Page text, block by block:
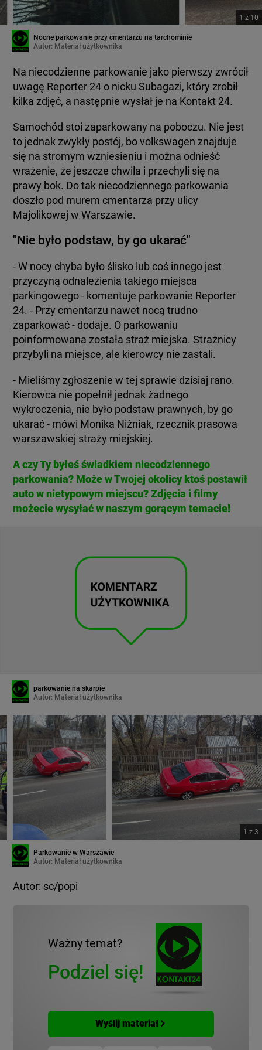
1 z 10
Nocne parkowanie przy cmentarzu na tarchominie
Autor: Materiał użytkownika
Na niecodzienne parkowanie jako pierwszy zwrócił
uwagę Reporter 24 o nicku Subagazi, który zrobił
kilka zdjęć, a następnie wysłał je na Kontakt 24.
Samochód stoi zaparkowany na poboczu. Nie jest
to jednak zwykły postój, bo volkswagen znajduje
się na stromym wzniesieniu i można odnieść
wrażenie, że jeszcze chwila i przechyli się na
prawy bok. Do tak niecodziennego parkowania
doszło pod murem cmentarza przy ulicy
Majolikowej w Warszawie.
"Nie było podstaw, by go ukarać"
- W nocy chyba było ślisko lub coś innego jest
przyczyną odnalezienia takiego miejsca
parkingowego - komentuje parkowanie Reporter
24. - Przy cmentarzu nawet nocą trudno
zaparkować - dodaje. O parkowaniu
poinformowana została straż miejska. Strażnicy
przybyli na miejsce, ale kierowcy nie zastali.
- Mieliśmy zgłoszenie w tej sprawie dzisiaj rano.
Kierowca nie popełnił jednak żadnego
wykroczenia, nie było podstaw prawnych, by go
ukarać - mówi Monika Niżniak, rzecznik prasowa
warszawskiej straży miejskiej.
A czy Ty byłeś świadkiem niecodziennego
parkowania? Może w Twojej okolicy ktoś postawił
auto w nietypowym miejscu? Zdjęcia i filmy
możecie wysyłać w naszym gorącym temacie!
parkowanie na skarpie
Autor: Materiał użytkownika
1 z 3
Parkowanie w Warszawie
Autor: Materiał użytkownika
Autor: sc/popi
Ważny temat?
Podziel się!
Wyślij materiał